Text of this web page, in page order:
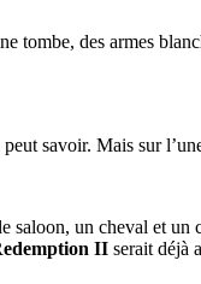
des armes
savoir. Mais sur
saloon, un cheval et
II serait déjà